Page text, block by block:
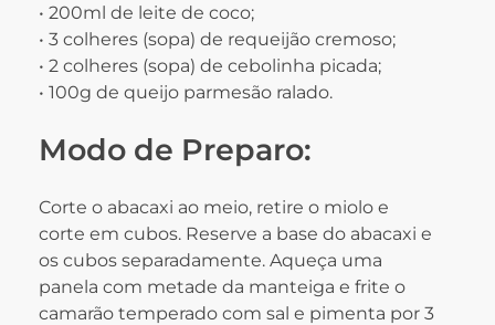
• 200ml de leite de coco;
• 3 colheres (sopa) de requeijão cremoso;
• 2 colheres (sopa) de cebolinha picada;
• 100g de queijo parmesão ralado.
Modo de Preparo:
Corte o abacaxi ao meio, retire o miolo e
corte em cubos. Reserve a base do abacaxi e
os cubos separadamente. Aqueça uma
panela com metade da manteiga e frite o
camarão temperado com sal e pimenta por 3